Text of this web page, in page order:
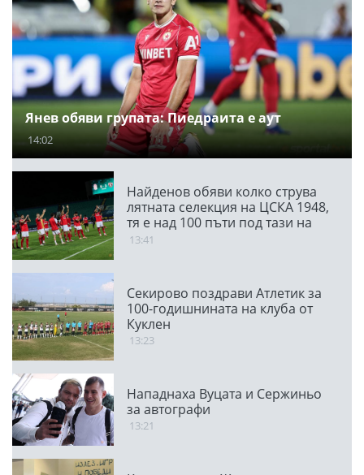
Янев обяви групата: Пиедраита е аут
14:02
Найденов обяви колко струва
лятната селекция на ЦСКА 1948,
тя е над 100 пъти под тази на
ПАО
13:41
Секирово поздрави Атлетик за
100-годишнината на клуба от
Куклен
13:23
Нападнаха Вуцата и Сержиньо
за автографи
13:21